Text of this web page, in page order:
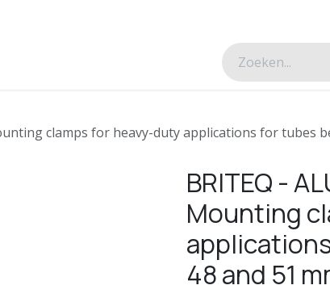
clamps for heavy-duty applications for tubes
BRITEQ -
Mounting
48 and 51